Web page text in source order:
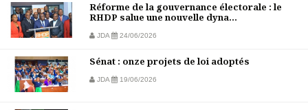
Réforme de la gouvernance électorale : le
RHDP salue une nouvelle dyna...
JDA 24/06/2026
Sénat : onze projets de loi adoptés
JDA 19/06/2026